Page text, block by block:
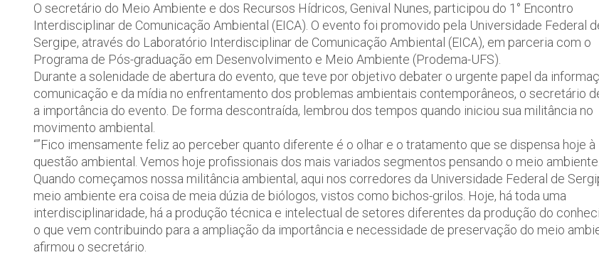
O secretário do Meio Ambiente e dos Recursos Hídricos, Genival Nunes, participou do 1° Encontro
Interdisciplinar de Comunicação Ambiental (EICA). O evento foi promovido pela Universidade Federal
Sergipe, através do Laboratório Interdisciplinar de Comunicação Ambiental (EICA), em parceria com o
Programa de Pós-graduação em Desenvolvimento e Meio Ambiente (Prodema-UFS).
Durante a solenidade de abertura do evento, que teve por objetivo debater o urgente papel da
comunicação e da mídia no enfrentamento dos problemas ambientais contemporâneos, o secretário
a importância do evento. De forma descontraída, lembrou dos tempos quando iniciou sua militância no
movimento ambiental.
“”Fico imensamente feliz ao perceber quanto diferente é o olhar e o tratamento que se dispensa hoje à
questão ambiental. Vemos hoje profissionais dos mais variados segmentos pensando o meio ambiente.
Quando começamos nossa militância ambiental, aqui nos corredores da Universidade Federal de
meio ambiente era coisa de meia dúzia de biólogos, vistos como bichos-grilos. Hoje, há toda uma
interdisciplinaridade, há a produção técnica e intelectual de setores diferentes da produção do
o que vem contribuindo para a ampliação da importância e necessidade de preservação do meio
afirmou o secretário.